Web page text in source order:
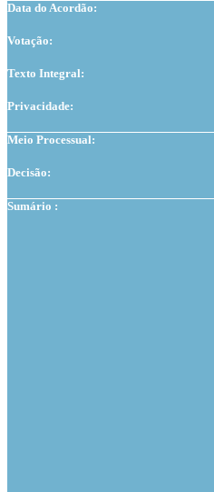
Data do Acordão:
Votação:
Texto Integral:
Privacidade:
Meio Processual:
Decisão:
Sumário :